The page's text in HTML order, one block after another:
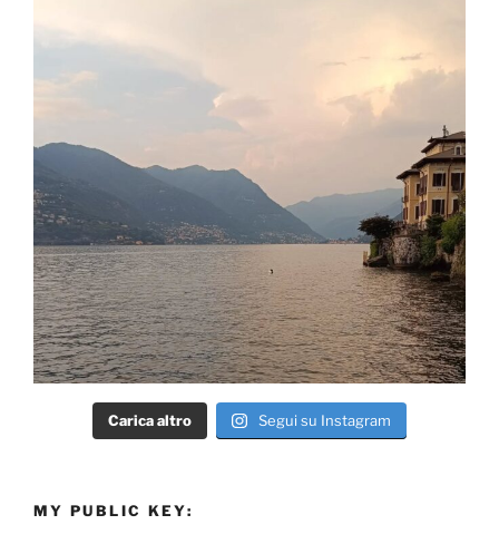
Carica altro Segui su Instagram
MY PUBLIC KEY: